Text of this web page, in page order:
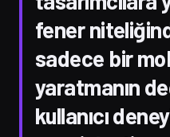
fener
sadece bir
yaratmanın
kullanıcı